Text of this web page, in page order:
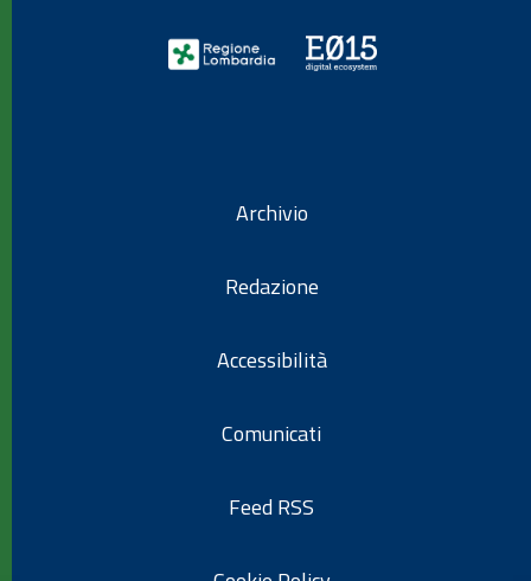
Archivio
Redazione
Accessibilità
Comunicati
Feed RSS